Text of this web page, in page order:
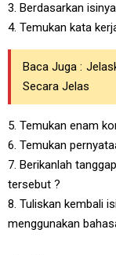
3. Berdasarkan
4. Temukan kata
Baca Juga :
Secara Jelas
5. Temukan enam
6. Temukan
7. Berikanlah
tersebut ?
8. Tuliskan kembali
menggunakan